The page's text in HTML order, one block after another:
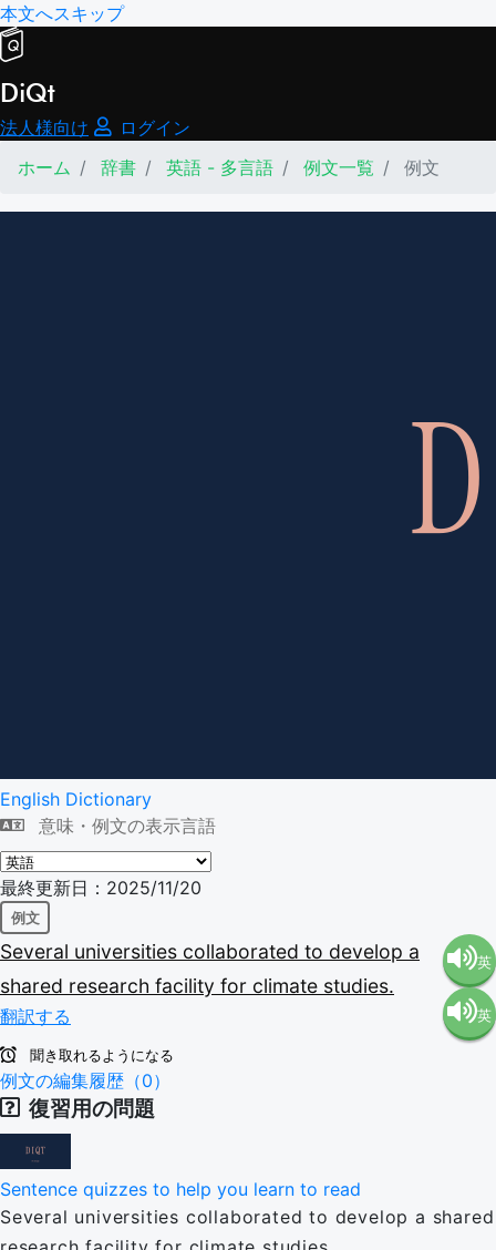
本文へスキップ
DiQt
法人様向け
ログイン
ホーム
辞書 英語 - 多言語 例文一覧 例文
English Dictionary
意味・例文の表示言語
最終更新日：2025/11/20
例文
Several universities collaborated to develop a
shared research facility for climate studies.
翻訳する
英
語（米
英
聞き取れるようになる
例文の編集履歴（0）
復習用の問題
Sentence quizzes to help you learn to read
Several universities collaborated to develop a shared